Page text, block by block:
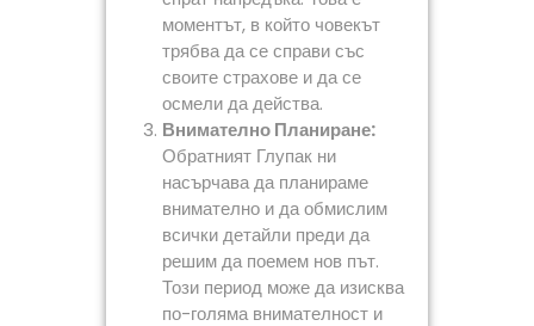
моментът, в който човекът
трябва да се справи със
своите страхове и да се
осмели да действа.
Внимателно Планиране:
Обратният Глупак ни
насърчава да планираме
внимателно и да обмислим
всички детайли преди да
решим да поемем нов път.
Този период може да изисква
по-голяма внимателност и